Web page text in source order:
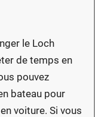
le Loch
de temps en
pouvez
bateau pour
voiture. Si vous